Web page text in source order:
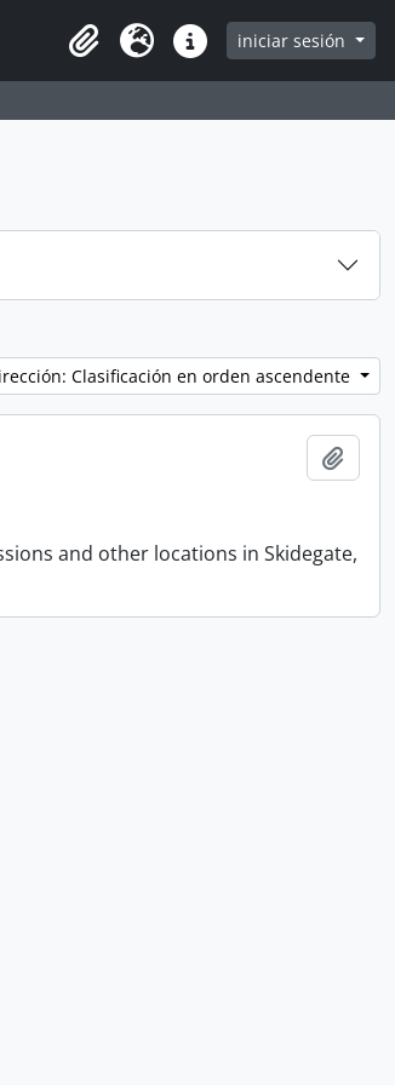
Clipboard
Idioma Enlaces rápidos
iniciar sesión
Clasificación en orden ascendente
and other locations in Skidegate,